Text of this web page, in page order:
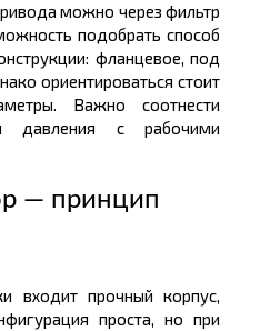
можно через фильтр
подобрать способ
фланцевое, под
ориентироваться стоит
Важно соотнести
давления с рабочими
— принцип
входит прочный корпус,
проста, но при